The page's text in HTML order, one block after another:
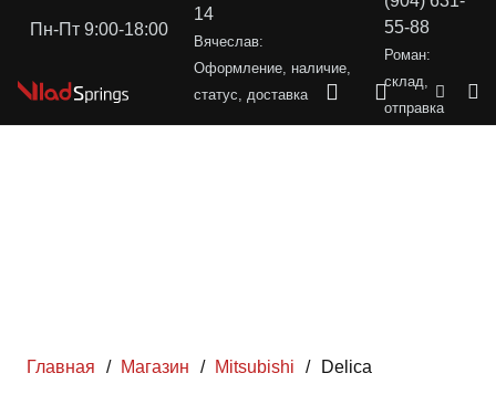
Пн-Пт 9:00-18:00
14
Вячеслав:
Оформление, наличие,
статус, доставка
55-88
Роман:
склад,
отправка
Главная / Магазин / Mitsubishi / Delica